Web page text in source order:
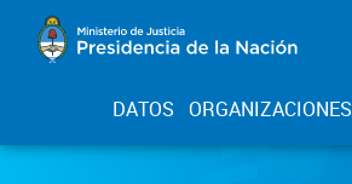
DATOS ORGANIZACIONES